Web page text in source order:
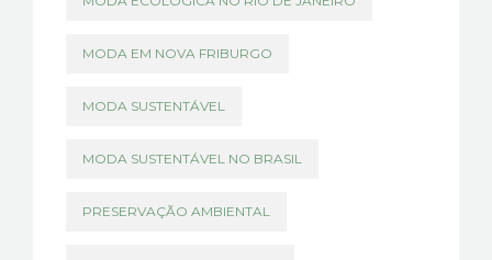
MODA EM NOVA FRIBURGO
MODA SUSTENTÁVEL
MODA SUSTENTÁVEL NO BRASIL
PRESERVAÇÃO AMBIENTAL